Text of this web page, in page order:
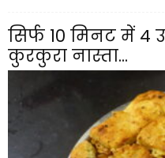
सिर्फ 10 मिनट में
कुरकुरा नास्ता...